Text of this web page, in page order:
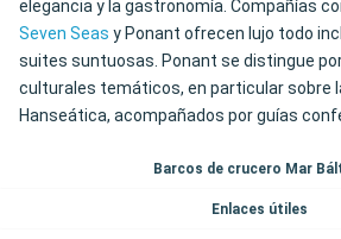
elegancia y la gastronomía. Compañías
Seven Seas y Ponant ofrecen lujo todo
suites suntuosas. Ponant se distingue
culturales temáticos, en particular sobre
Hanseática, acompañados por guías
Barcos de crucero Mar
Enlaces útiles